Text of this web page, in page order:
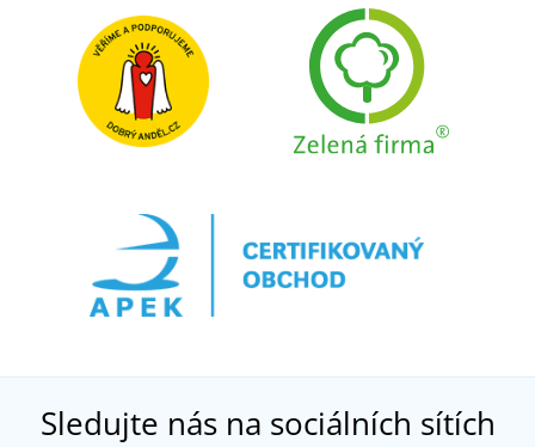
Sledujte nás na sociálních sítích